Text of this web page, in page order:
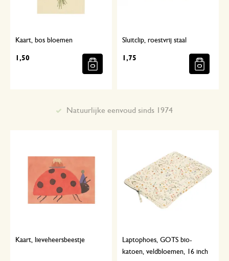
Kaart, bos bloemen
1,50
Sluitclip, roestvrij staal
1,75
Kaart, lieveheersbeestje
Laptophoes, GOTS bio-
katoen, veldbloemen, 16 inch
Met aandacht geselecteerd